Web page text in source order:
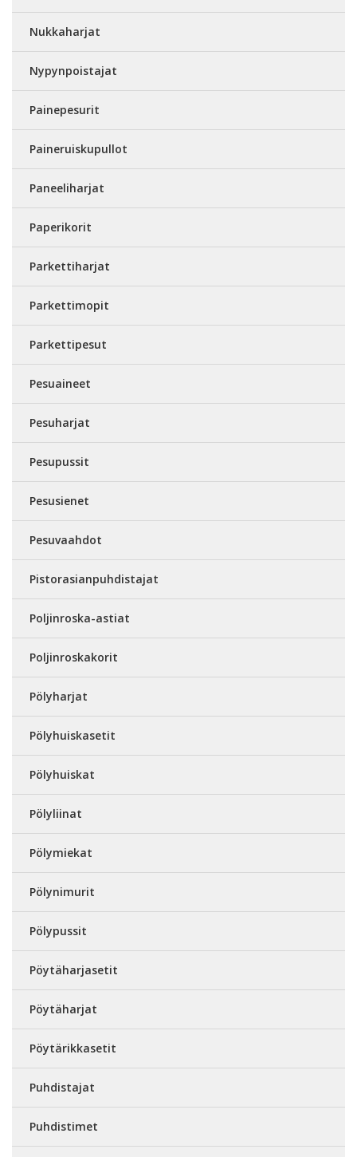
Nukkaharjat
Nypynpoistajat
Painepesurit
Paineruiskupullot
Paneeliharjat
Paperikorit
Parkettiharjat
Parkettimopit
Parkettipesut
Pesuaineet
Pesuharjat
Pesupussit
Pesusienet
Pesuvaahdot
Pistorasianpuhdistajat
Poljinroska-astiat
Poljinroskakorit
Pölyharjat
Pölyhuiskasetit
Pölyhuiskat
Pölyliinat
Pölymiekat
Pölynimurit
Pölypussit
Pöytäharjasetit
Pöytäharjat
Pöytärikkasetit
Puhdistajat
Puhdistimet